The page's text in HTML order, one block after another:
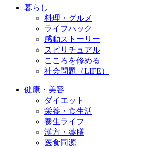
暮らし
料理・グルメ
ライフハック
感動ストーリー
スピリチュアル
こころを修める
社会問題（LIFE）
健康・美容
ダイエット
栄養・食生活
養生ライフ
漢方・薬膳
医食同源